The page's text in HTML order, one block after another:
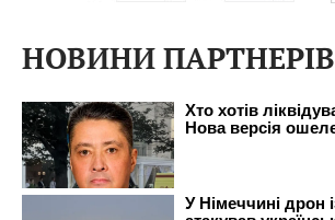
НОВИНИ ПАРТНЕРІВ